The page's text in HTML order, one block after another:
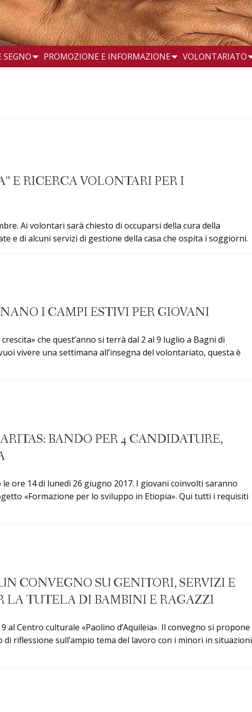
SEGNO PROMOZIONE E INFORMAZIONE VOLONTARIATO
E RICERCA VOLONTARI PER I
Ai volontari sarà chiesto di occuparsi della cura della
e di alcuni servizi di gestione della casa che ospita i soggiorni.
I CAMPI ESTIVI PER GIOVANI
che quest’anno si terrà dal 2 al 9 luglio a Bagni di
vivere una settimana all’insegna del volontariato, questa è
BANDO PER 4 CANDIDATURE,
ore 14 di lunedì 26 giugno 2017. I giovani coinvolti saranno
«Formazione per lo sviluppo in Etiopia». Qui tutti i requisiti
CONVEGNO SU GENITORI, SERVIZI E
LA TUTELA DI BAMBINI E RAGAZZI
al Centro culturale «Paolino d’Aquileia». Il convegno si propone
riflessione sull’ampio tema del lavoro con i minori in situazioni